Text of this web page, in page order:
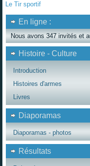
Le Tir sportif
En ligne :
Nous avons 347 invités et
Histoire - Culture
Introduction
Histoires d'armes
Livres
Diaporamas
Diaporamas - photos
Résultats